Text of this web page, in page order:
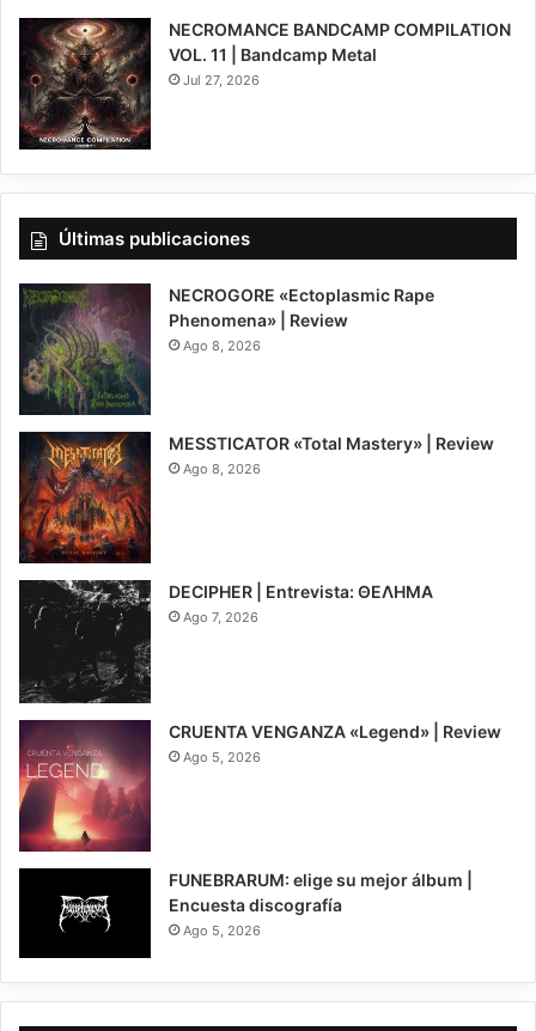
NECROMANCE BANDCAMP COMPILATION
VOL. 11 | Bandcamp Metal
Jul 27, 2026
Últimas publicaciones
NECROGORE «Ectoplasmic Rape
Phenomena» | Review
Ago 8, 2026
6.5
MESSTICATOR «Total Mastery» | Review
Ago 8, 2026
DECIPHER | Entrevista: ΘΕΛΗΜΑ
Ago 7, 2026
7
CRUENTA VENGANZA «Legend» | Review
Ago 5, 2026
FUNEBRARUM: elige su mejor álbum |
Encuesta discografía
Ago 5, 2026